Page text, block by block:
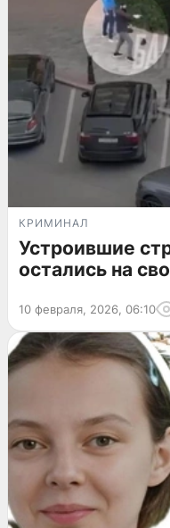
КРИМИНАЛ
Устроившие
остались на
10 февраля, 2026, 06:10